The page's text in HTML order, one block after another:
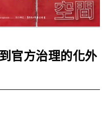
官方治理的化外